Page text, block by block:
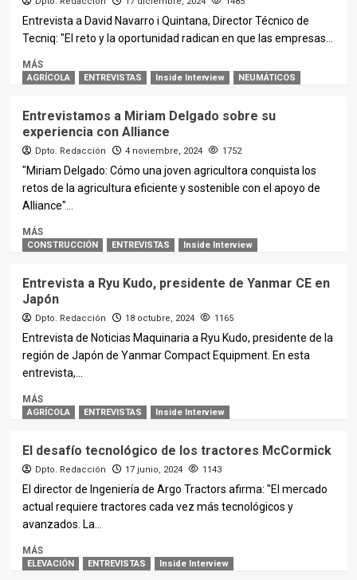
Entrevista a David Navarro i Quintana, Director Técnico de
Tecniq: "El reto y la oportunidad radican en que las empresas...
MÁS
AGRÍCOLA ENTREVISTAS Inside Interview NEUMÁTICOS
Entrevistamos a Miriam Delgado sobre su
experiencia con Alliance
Dpto. Redacción 4 noviembre, 2024 1752
"Miriam Delgado: Cómo una joven agricultora conquista los
retos de la agricultura eficiente y sostenible con el apoyo de
Alliance"...
MÁS
CONSTRUCCIÓN ENTREVISTAS Inside Interview
Entrevista a Ryu Kudo, presidente de Yanmar CE en
Japón
Dpto. Redacción 18 octubre, 2024 1165
Entrevista de Noticias Maquinaria a Ryu Kudo, presidente de la
región de Japón de Yanmar Compact Equipment. En esta
entrevista,...
MÁS
AGRÍCOLA ENTREVISTAS Inside Interview
El desafío tecnológico de los tractores McCormick
Dpto. Redacción 17 junio, 2024 1143
El director de Ingeniería de Argo Tractors afirma: "El mercado
actual requiere tractores cada vez más tecnológicos y
avanzados. La...
MÁS
ELEVACIÓN ENTREVISTAS Inside Interview